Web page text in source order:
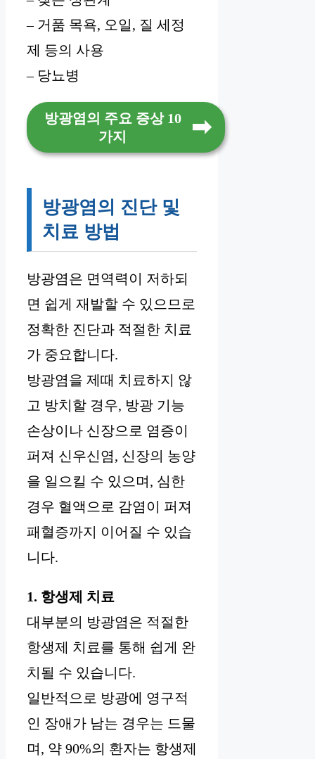
– 거품 목욕, 오일, 질 세정
제 등의 사용
– 당뇨병
방광염의 주요 증상 10
가지
방광염의 진단 및
치료 방법
방광염은 면역력이 저하되
면 쉽게 재발할 수 있으므로
정확한 진단과 적절한 치료
가 중요합니다.
방광염을 제때 치료하지 않
고 방치할 경우, 방광 기능
손상이나 신장으로 염증이
퍼져 신우신염, 신장의 농양
을 일으킬 수 있으며, 심한
경우 혈액으로 감염이 퍼져
패혈증까지 이어질 수 있습
니다.
1. 항생제 치료
대부분의 방광염은 적절한
항생제 치료를 통해 쉽게 완
치될 수 있습니다.
일반적으로 방광에 영구적
인 장애가 남는 경우는 드물
며, 약 90%의 환자는 항생제